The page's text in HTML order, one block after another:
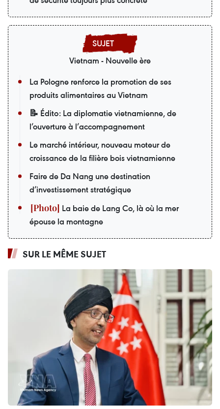
Vietnam - Nouvelle ère
La Pologne renforce la promotion de ses
produits alimentaires au Vietnam
📝 Édito: La diplomatie vietnamienne, de
l’ouverture à l’accompagnement
Le marché intérieur, nouveau moteur de
croissance de la filière bois vietnamienne
Faire de Da Nang une destination
d’investissement stratégique
La baie de Lang Co, là où la mer
épouse la montagne
SUR LE MÊME SUJET